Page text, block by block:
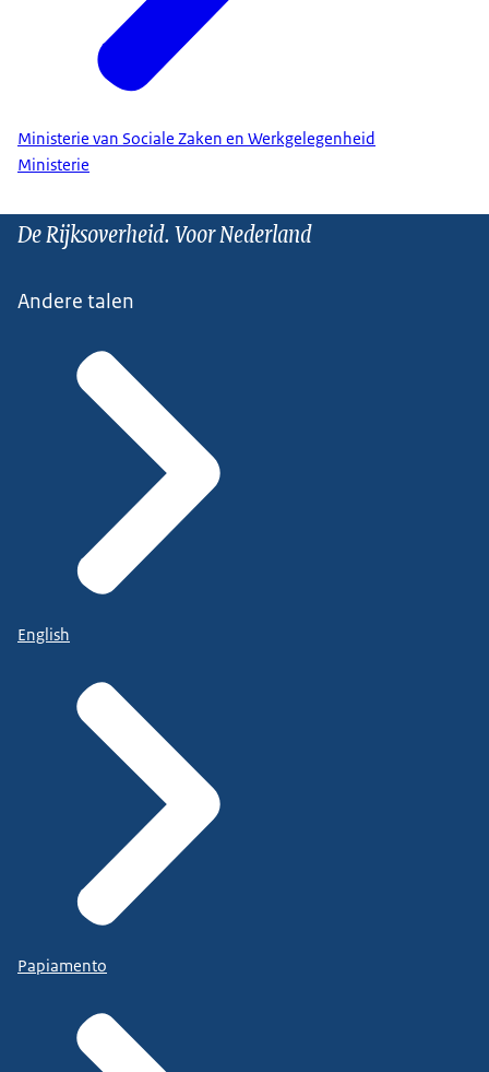
Ministerie van Sociale Zaken en Werkgelegenheid
Ministerie
De Rijksoverheid. Voor Nederland
Andere talen
English
Papiamento